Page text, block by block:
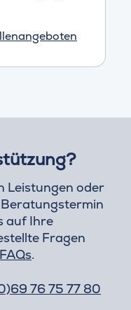
Leistungen oder
auf Ihre
Fragen
FAQs.
76 75 77 80